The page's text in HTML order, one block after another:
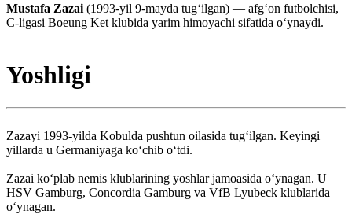
Mustafa Zazai (1993-yil 9-mayda tugʻilgan) — afgʻon futbolchisi,
C-ligasi Boeung Ket klubida yarim himoyachi sifatida oʻynaydi.
Yoshligi
Zazayi 1993-yilda Kobulda pushtun oilasida tug‘ilgan. Keyingi
yillarda u Germaniyaga koʻchib oʻtdi.
Zazai koʻplab nemis klublarining yoshlar jamoasida oʻynagan. U
HSV Gamburg, Concordia Gamburg va VfB Lyubeck klublarida
oʻynagan.